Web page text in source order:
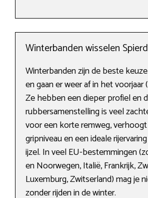
Winterbanden wisselen
Winterbanden zijn de beste
en gaan er weer af in het voorjaar
Ze hebben een dieper profiel en
rubbersamenstelling is veel
voor een korte remweg,
gripniveau en een ideale
ijzel. In veel EU-bestemmingen
en Noorwegen, Italië, Frankrijk,
Luxemburg, Zwitserland) mag je
zonder rijden in de winter.